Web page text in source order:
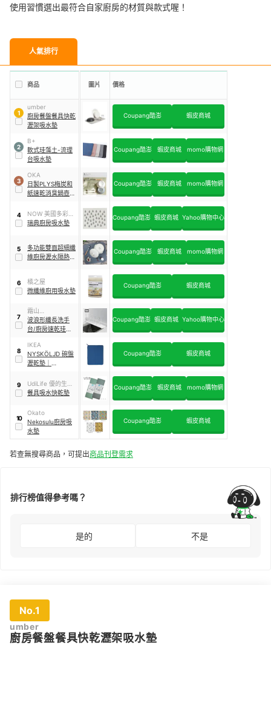
使用習慣選出最符合自家廚房的材質與款式喔！
人氣排行
商品 圖片 價格
1
umber
廚房餐盤餐具快乾
瀝架吸水墊
Coupang酷澎 蝦皮商城
2
B+
軟式珪藻土-流理
台吸水墊
Coupang酷澎 蝦皮商城 momo購物網
3
OKA
日製PLYS梅炭和
紙速乾消臭鍋壺餐
Coupang酷澎 蝦皮商城 momo購物網
4
NOW 美國多彩餐
廚
瑞典廚房吸水墊
Coupang酷澎 蝦皮商城 Yahoo購物中心
5
多功能雙面超細纖
維廚房瀝水隔熱乾
Coupang酷澎 蝦皮商城 momo購物網
6
橘之屋
微纖維廚用吸水墊
Coupang酷澎 蝦皮商城
7
霜山
SHIMOYAMA
波浪形纖長洗手
台/廚房速乾珪藻
Coupang酷澎 蝦皮商城 Yahoo購物中心
8
IKEA
NYSKÖLJD 碗盤
瀝乾墊
Coupang酷澎 蝦皮商城
9
UdiLife 優的生活
大師
餐具吸水快乾墊
Coupang酷澎 蝦皮商城 momo購物網
10
Okato
Nekosulu廚房吸
水墊
Coupang酷澎 蝦皮商城
若查無搜尋商品，可提出商品刊登需求
排行榜值得參考嗎？
是的 不是
No.1
umber
廚房餐盤餐具快乾瀝架吸水墊